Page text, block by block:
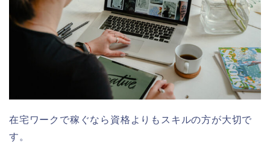
在宅ワークで稼ぐなら資格よりもスキルの方が大切で
す。